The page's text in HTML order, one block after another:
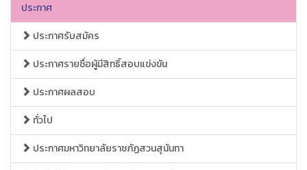
ประกาศ
ประกาศรับสมัคร
ประกาศรายชื่อผู้มีสิทธิ์สอบแข่งขัน
ประกาศผลสอบ
ทั่วไป
ประกาศมหาวิทยาลัยราชภัฏสวนสุนันทา